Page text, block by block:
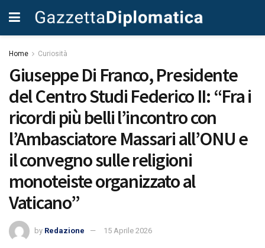
Home Curiosità
Giuseppe Di Franco, Presidente
del Centro Studi Federico II: “Fra i
ricordi più belli l’incontro con
l’Ambasciatore Massari all’ONU e
il convegno sulle religioni
monoteiste organizzato al
Vaticano”
by Redazione 15 Aprile 2026